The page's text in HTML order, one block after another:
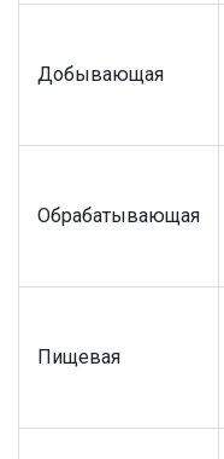
Добывающая
Обрабатывающая
Пищевая